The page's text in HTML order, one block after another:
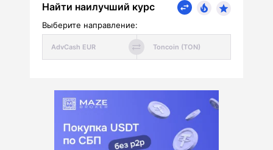
Найти наилучший курс
Выберите направление: